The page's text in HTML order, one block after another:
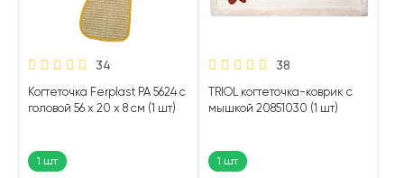
34
Когтеточка Ferplast PA 5624 с
головой 56 х 20 х 8 см (1 шт)
1 шт
38
TRIOL когтеточка-коврик с
мышкой 20851030 (1 шт)
1 шт